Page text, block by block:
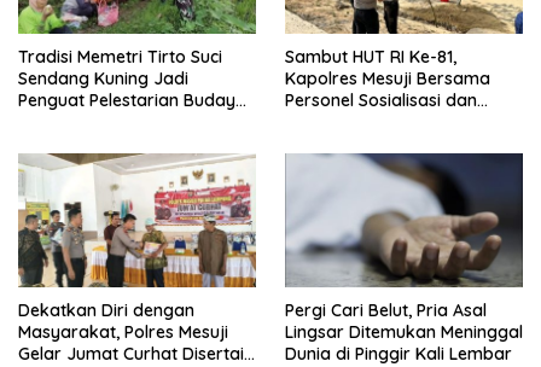
Tradisi Memetri Tirto Suci
Sendang Kuning Jadi
Penguat Pelestarian Budaya
Sambut HUT RI Ke-81,
Kapolres Mesuji Bersama
Personel Sosialisasi dan
Pengguna Jalan
Dekatkan Diri dengan
Masyarakat, Polres Mesuji
Gelar Jumat Curhat Disertai
Pergi Cari Belut, Pria Asal
Lingsar Ditemukan Meninggal
Dunia di Pinggir Kali Lembar